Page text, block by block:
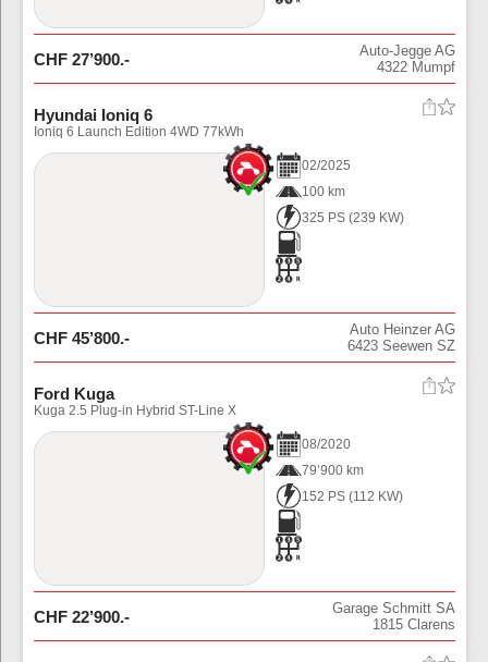
CHF 27’900.-
Auto-Jegge AG
4322 Mumpf
Hyundai Ioniq 6
Ioniq 6 Launch Edition 4WD 77kWh
02/2025
100 km
325 PS (239 KW)
CHF 45’800.-
Auto Heinzer AG
6423 Seewen SZ
Ford Kuga
Kuga 2.5 Plug-in Hybrid ST-Line X
08/2020
79’900 km
152 PS (112 KW)
CHF 22’900.-
Garage Schmitt SA
1815 Clarens